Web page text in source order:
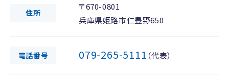
住所
〒670-0801
兵庫県姫路市仁豊野650
電話番号 079-265-5111 （代表）